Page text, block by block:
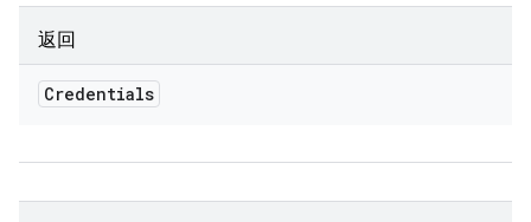
返回
Credentials